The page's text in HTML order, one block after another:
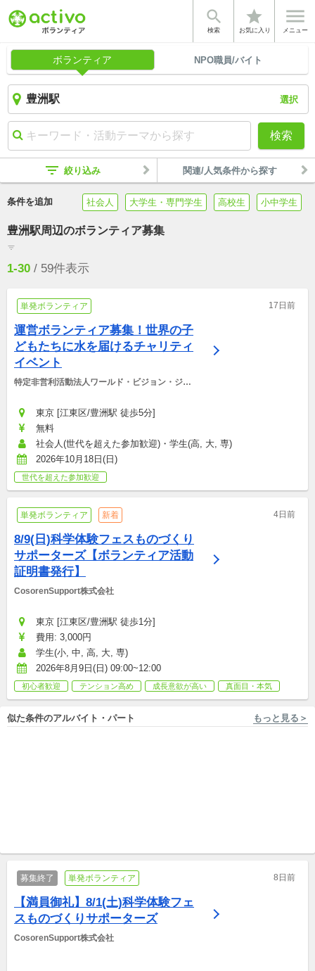

検索
star
お気に入り

メニュー
ボランティア NPO職員/バイト
選択
検索
filter_list 絞り込み 関連/人気条件から探す
条件を追加 社会人 大学生・専門学生 高校生 小中学生
豊洲駅周辺のボランティア募集
filter_list
1-30 / 59件表示
単発ボランティア 17日前
運営ボランティア募集！世界の子
どもたちに水を届けるチャリティ
イベント
特定非営利活動法人ワールド・ビジョン・ジャ
東京 [江東区/豊洲駅 徒歩5分]
無料
社会人(世代を超えた参加歓迎)・学生(高, 大, 専)
2026年10月18日(日)
世代を超えた参加歓迎
単発ボランティア 新着 4日前
8/9(日)科学体験フェスものづくり
サポーターズ【ボランティア活動
証明書発行】
CosorenSupport株式会社
東京 [江東区/豊洲駅 徒歩1分]
費用: 3,000円
学生(小, 中, 高, 大, 専)
2026年8月9日(日) 09:00~12:00
初心者歓迎 テンション高め 成長意欲が高い 真面目・本気
似た条件のアルバイト・パート もっと見る＞
募集終了 単発ボランティア 8日前
【満員御礼】8/1(土)科学体験フェ
スものづくりサポーターズ
CosorenSupport株式会社